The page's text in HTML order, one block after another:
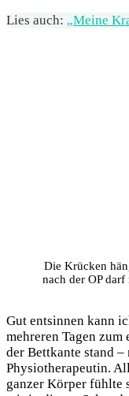
Lies auch: „Meine
Die Krücken
nach der OP
Gut entsinnen kann
mehreren Tagen zum
der Bettkante stand
Physiotherapeutin.
ganzer Körper fühlte